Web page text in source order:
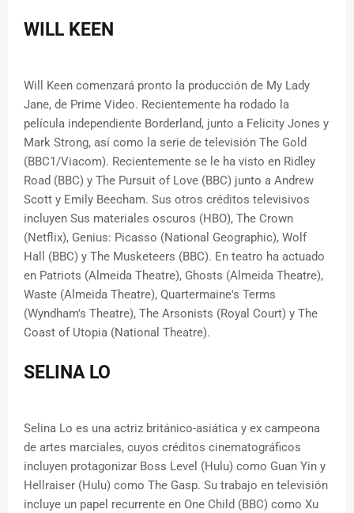
WILL KEEN
Will Keen comenzará pronto la producción de My Lady
Jane, de Prime Video. Recientemente ha rodado la
película independiente Borderland, junto a Felicity Jones y
Mark Strong, así como la serie de televisión The Gold
(BBC1/Viacom). Recientemente se le ha visto en Ridley
Road (BBC) y The Pursuit of Love (BBC) junto a Andrew
Scott y Emily Beecham. Sus otros créditos televisivos
incluyen Sus materiales oscuros (HBO), The Crown
(Netflix), Genius: Picasso (National Geographic), Wolf
Hall (BBC) y The Musketeers (BBC). En teatro ha actuado
en Patriots (Almeida Theatre), Ghosts (Almeida Theatre),
Waste (Almeida Theatre), Quartermaine's Terms
(Wyndham's Theatre), The Arsonists (Royal Court) y The
Coast of Utopia (National Theatre).
SELINA LO
Selina Lo es una actriz británico-asiática y ex campeona
de artes marciales, cuyos créditos cinematográficos
incluyen protagonizar Boss Level (Hulu) como Guan Yin y
Hellraiser (Hulu) como The Gasp. Su trabajo en televisión
incluye un papel recurrente en One Child (BBC) como Xu